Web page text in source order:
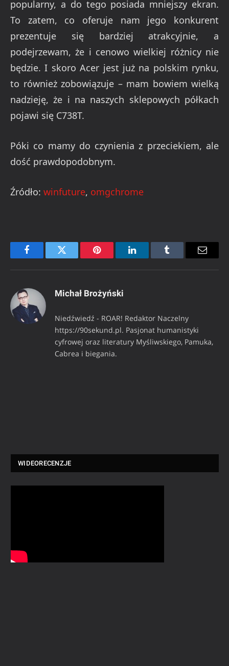
popularny, a do tego posiada mniejszy ekran.
To zatem, co oferuje nam jego konkurent
prezentuje się bardziej atrakcyjnie, a
podejrzewam, że i cenowo wielkiej różnicy nie
będzie. I skoro Acer jest już na polskim rynku,
to również zobowiązuje – mam bowiem wielką
nadzieję, że i na naszych sklepowych półkach
pojawi się C738T.
Póki co mamy do czynienia z przeciekiem, ale
dość prawdopodobnym.
Źródło: winfuture, omgchrome
FacebookTwitter Pinterest LinkedInTumblr Email
Michał Brożyński
Niedźwiedź - ROAR! Redaktor Naczelny
https://90sekund.pl. Pasjonat humanistyki
cyfrowej oraz literatury Myśliwskiego, Pamuka,
Cabrea i biegania.
WIDEORECENZJE